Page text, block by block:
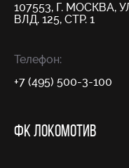
107553, Г. МОСКВА,
ВЛД. 125, СТР. 1
Телефон:
+7 (495) 500-3-100
ФК ЛОКОМОТИВ